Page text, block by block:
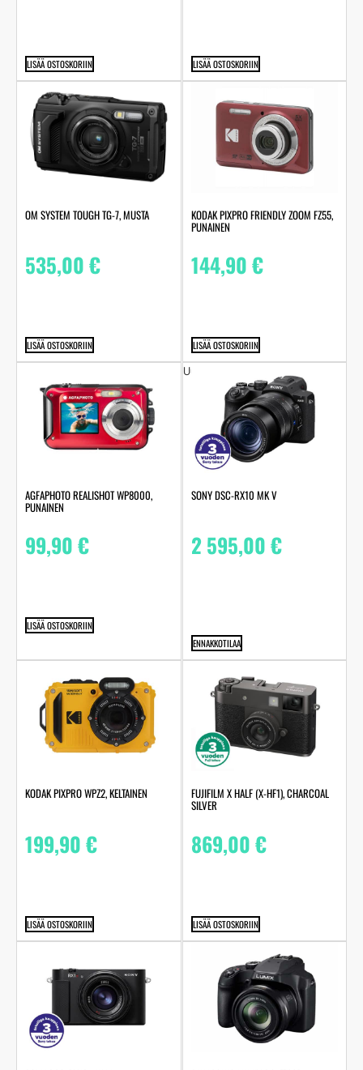
LISÄÄ OSTOSKORIIN LISÄÄ OSTOSKORIIN
OM SYSTEM TOUGH TG-7, MUSTA
535,00€
LISÄÄ OSTOSKORIIN
KODAK PIXPRO FRIENDLY ZOOM FZ55,
PUNAINEN
144,90€
LISÄÄ OSTOSKORIIN
AGFAPHOTO REALISHOT WP8000,
PUNAINEN
99,90€
LISÄÄ OSTOSKORIIN
Uutuus
SONY DSC-RX10 MK V
2 595,00€
ENNAKKOTILAA
KODAK PIXPRO WPZ2, KELTAINEN
199,90€
LISÄÄ OSTOSKORIIN
FUJIFILM X HALF (X-HF1), CHARCOAL
SILVER
869,00€
LISÄÄ OSTOSKORIIN